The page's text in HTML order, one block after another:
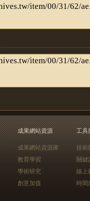
成果網站資源
成果網站資源庫
教育學習
學術研究
創意加值
工具
技術
關鍵
線上
時間